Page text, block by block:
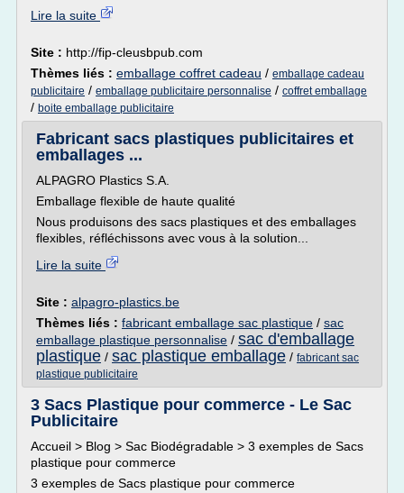
Lire la suite
Site : http://fip-cleusbpub.com
Thèmes liés : emballage coffret cadeau / emballage cadeau
publicitaire / emballage publicitaire personnalise / coffret emballage
/ boite emballage publicitaire
Fabricant sacs plastiques publicitaires et
emballages ...
ALPAGRO Plastics S.A.
Emballage flexible de haute qualité
Nous produisons des sacs plastiques et des emballages
flexibles, réfléchissons avec vous à la solution...
Lire la suite
Site : alpagro-plastics.be
Thèmes liés : fabricant emballage sac plastique / sac
emballage plastique personnalise / sac d'emballage
plastique / sac plastique emballage / fabricant sac
plastique publicitaire
3 Sacs Plastique pour commerce - Le Sac
Publicitaire
Accueil > Blog > Sac Biodégradable > 3 exemples de Sacs
plastique pour commerce
3 exemples de Sacs plastique pour commerce